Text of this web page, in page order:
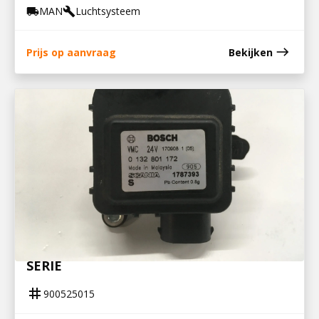
local_shippingMANbuildLuchtsysteem
Prijs op aanvraag Bekijken east
900525015
STELMOTOR CABINEVERWARMING R-
SERIE
tag 900525015